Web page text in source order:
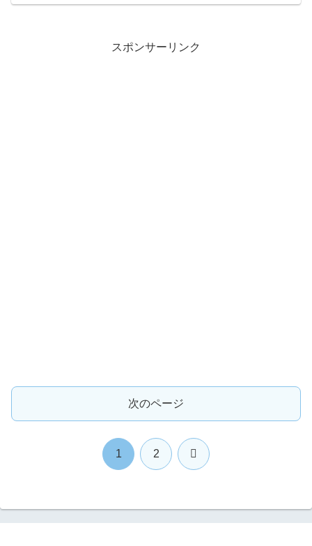
スポンサーリンク
次のページ
1 2 次